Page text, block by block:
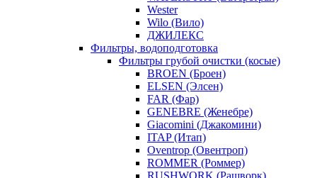
Wester
Wilo (Вило)
ДЖИЛЕКС
Фильтры, водоподготовка
Фильтры грубой очистки (косые)
BROEN (Броен)
ELSEN (Элсен)
FAR (Фар)
GENEBRE (Женебре)
Giacomini (Джакомини)
ITAP (Итап)
Oventrop (Овентроп)
ROMMER (Роммер)
RUSHWORK (Рашворк)